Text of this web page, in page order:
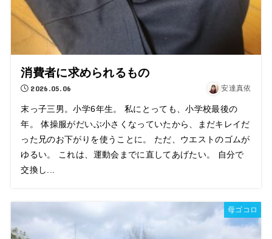
消費者に求められるもの
2026.05.06 安達真依
末っ子三男。小学6年生。 私にとっても、小学校最後の
年。 体操服がだいぶ小さくなっていたから、まだキレイだ
った兄のお下がりを使うことに。 ただ、ウエストのゴムが
ゆるい。 これは、運動会までに直してあげたい。 自分で
交換し...
母ゴコロ